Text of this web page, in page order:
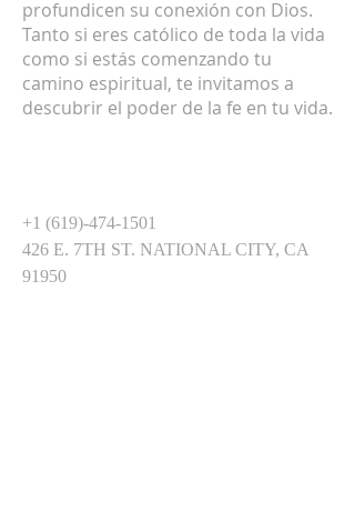
profundicen su conexión con Dios.
Tanto si eres católico de toda la vida
como si estás comenzando tu
camino espiritual, te invitamos a
descubrir el poder de la fe en tu vida.
+1 (619)-474-1501
426 E. 7TH ST. NATIONAL CITY, CA
91950